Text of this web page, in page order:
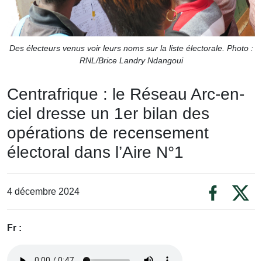
Des électeurs venus voir leurs noms sur la liste électorale. Photo :
RNL/Brice Landry Ndangoui
Centrafrique : le Réseau Arc-en-
ciel dresse un 1er bilan des
opérations de recensement
électoral dans l’Aire N°1
4 décembre 2024
Fr :